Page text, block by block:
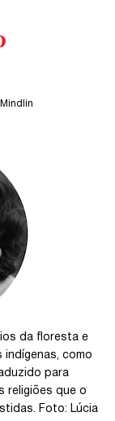
da floresta e
indígenas, como
para
religiões que o
Foto: Lúcia